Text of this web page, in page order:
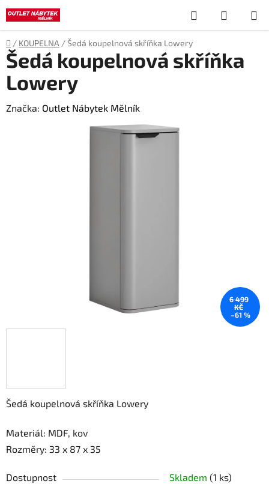
Přejít
na
obsah
Hledat
KOŠÍK
Domů
/ KOUPELNA /Šedá koupelnová skříňka Lowery
Šedá koupelnová skříňka Lowery
Materiál: MDF, kov
Rozměry: 33 x 87 x 35
Dostupnost Skladem (1 ks)
Šedá koupelnová skříňka
Lowery
Značka: Outlet Nábytek Mělník
6 499
KČ
–61 %